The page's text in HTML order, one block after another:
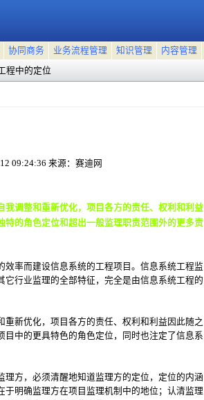
协同商务 业务流程管理 知识管理 内容管理
程中的定位
09:24:36 来源：赛迪网
调整和重新优化，项目各方的责任、权利和利益
的角色定位和超出一般监理职责范围外的更多责
率而建设信息系统的工程项目。信息系统工程监
行业监理的全部特征，完全是由信息系统工程的
新优化，项目各方的责任、权利和利益因此随之
中的更具特色的角色定位，同时也注定了信息系
方，必须清醒地知道监理方的定位，定位的内涵
明确监理方在项目监理机制中的地位；认清监理